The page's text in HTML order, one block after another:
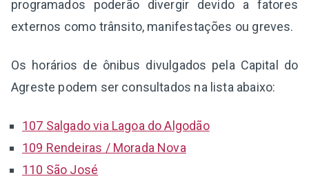
programados poderão divergir devido a fatores
externos como trânsito, manifestações ou greves.
Os horários de ônibus divulgados pela Capital do
Agreste podem ser consultados na lista abaixo:
107 Salgado via Lagoa do Algodão
109 Rendeiras / Morada Nova
110 São José